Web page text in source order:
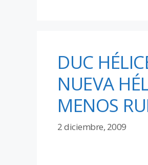
DUC
NUEVA
MENOS
2 diciembre, 2009